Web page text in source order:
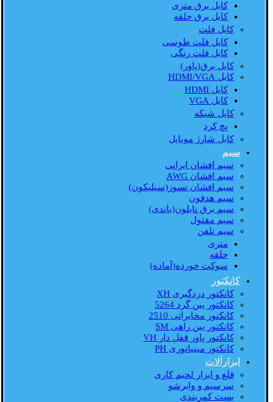
کابل برق متری
کابل برق حلقه
کابل فلت
کابل فلت طوسی
کابل فلت رنگی
کابل برق(پاور)
کابل HDMI/VGA
کابل HDMI
کابل VGA
کابل شبکه
پچ کرد
کابل شارژ موبایل
سیم
سیم افشان ایرانی
سیم افشان AWG
سیم افشان نسوز(سیلیکون)
سیم هدفون
سیم برق نایلون(باندی)
سیم مفتول
سیم تلفن
متری
حلقه
سوکت خورده(آماده)
کانکتور
کانکتور دزدگیری XH
کانکتور پین گرد 5264
کانکتور مخابراتی 2510
کانکتور بین راهی SM
کانکتور پاور قفل دار VH
کانکتور مینیاتوری PH
ابزارآلات
قلع و ابزار لحیم کاری
سرسیم و وایرشو
بست کمربندی